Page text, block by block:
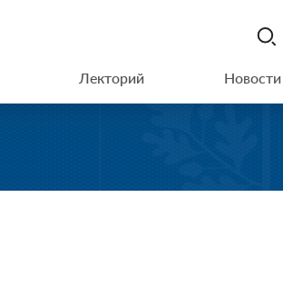
Лекторий Новости